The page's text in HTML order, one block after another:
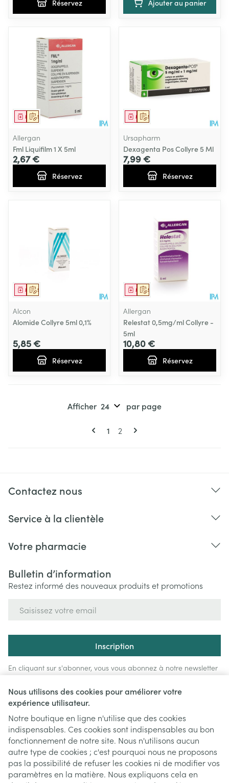
Nous utilisons des cookies pour améliorer votre
expérience utilisateur.
Notre boutique en ligne n'utilise que des cookies
indispensables. Ces cookies sont indispensables au bon
fonctionnement de notre site. Nous n'utilisons aucun
autre type de cookies ; c'est pourquoi nous ne proposons
pas la possibilité de refuser les cookies ni de modifier vos
paramètres en la matière. Nous expliquons cela en
Réservez Ajouter au panier
Sur prescription
Médicament
Allergan
Fml Liquifilm 1 X 5ml
2,67 €
Réservez
Sur prescription
Médicament
Ursapharm
Dexagenta Pos Collyre 5 Ml
7,99 €
Réservez
Sur prescription
Médicament
Alcon
Alomide Collyre 5ml 0,1%
5,85 €
Réservez
Sur prescription
Médicament
Allergan
Relestat 0,5mg/ml Collyre -
5ml
10,80 €
Réservez
Pages
Vous lisez actuellement la page
1 Page
2
Afficher par page
Contactez nous
Service à la clientèle
Votre pharmacie
Bulletin d’information
Restez informé des nouveaux produits et promotions
Inscription
En cliquant sur s'abonner, vous vous abonnez à notre newsletter
et acceptez notrepolitique de confidentialité.
Liens légaux